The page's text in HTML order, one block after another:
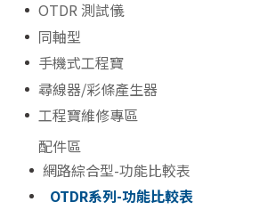
OTDR 測試儀
同軸型
手機式工程寶
尋線器/彩條產生器
工程寶維修專區
配件區
網路綜合型-功能比較表
OTDR系列-功能比較表